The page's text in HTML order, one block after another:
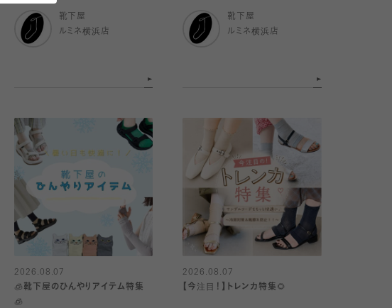
靴下屋
ルミネ横浜店
靴下屋
ルミネ横浜店
2026.08.07
🧊靴下屋のひんやりアイテム特集
🧊
2026.08.07
【今注目！】トレンカ特集🌻